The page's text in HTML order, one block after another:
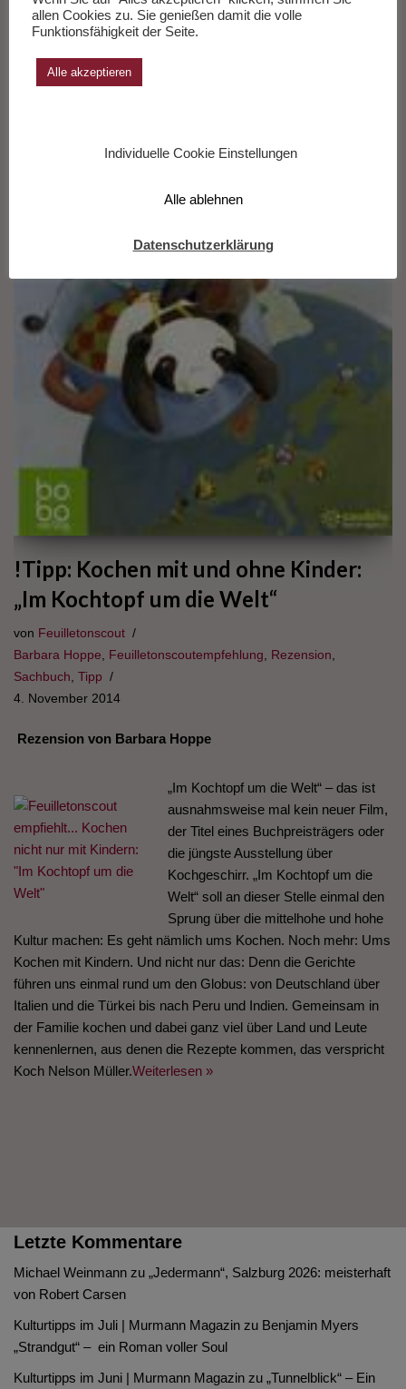
!Tipp: Kochen mit und ohne Kinder:
„Im Kochtopf um die Welt“
von Feuilletonscout
Barbara Hoppe
Feuilletonscoutempfehlung Rezension
Sachbuch Tipp
4. November 2014
Rezension von Barbara Hoppe
„Im Kochtopf um die Welt“ – das ist
ausnahmsweise mal kein neuer Film,
der Titel eines Buchpreisträgers oder
die jüngste Ausstellung über
Kochgeschirr. „Im Kochtopf um die
Welt“ soll an dieser Stelle einmal den
Sprung über die mittelhohe und hohe
Kultur machen: Es geht nämlich ums Kochen. Noch mehr: Ums
Kochen mit Kindern. Und nicht nur das: Denn die Gerichte
führen uns einmal rund um den Globus: von Deutschland über
Italien und die Türkei bis nach Peru und Indien. Gemeinsam in
der Familie kochen und dabei ganz viel über Land und Leute
kennenlernen, aus denen die Rezepte kommen, das verspricht
Koch Nelson Müller.Weiterlesen »
Letzte Kommentare
Michael Weinmann zu „Jedermann“, Salzburg 2026: meisterhaft
von Robert Carsen
Kulturtipps im Juli | Murmann Magazin zu Benjamin Myers
„Strandgut“ – ein Roman voller Soul
Kulturtipps im Juni | Murmann Magazin zu „Tunnelblick“ – Ein
allen Cookies zu. Sie genießen damit die volle
Funktionsfähigkeit der Seite.
Alle akzeptieren
Individuelle Cookie Einstellungen
Alle ablehnen
Datenschutzerklärung